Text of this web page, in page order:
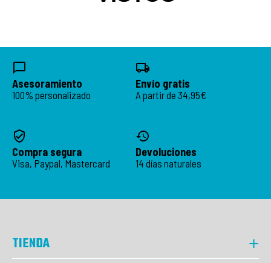
Asesoramiento
100% personalizado
Envío gratis
A partir de 34,95€
Compra segura
Visa, Paypal, Mastercard
Devoluciones
14 días naturales
TIENDA